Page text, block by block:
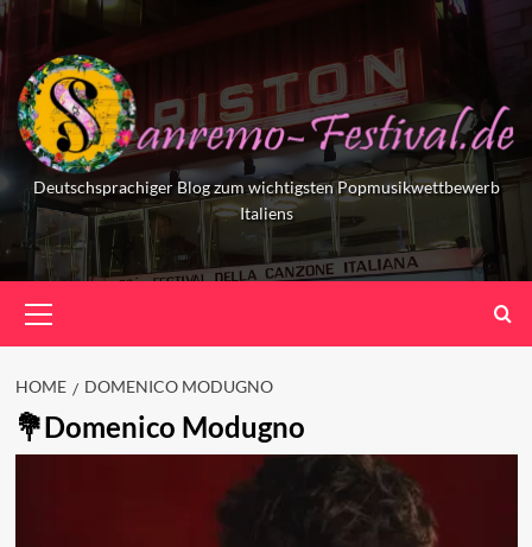
Skip
to
content
Deutschsprachiger Blog zum wichtigsten Popmusikwettbewerb
Italiens
Menu
HOME DOMENICO MODUGNO
Domenico Modugno